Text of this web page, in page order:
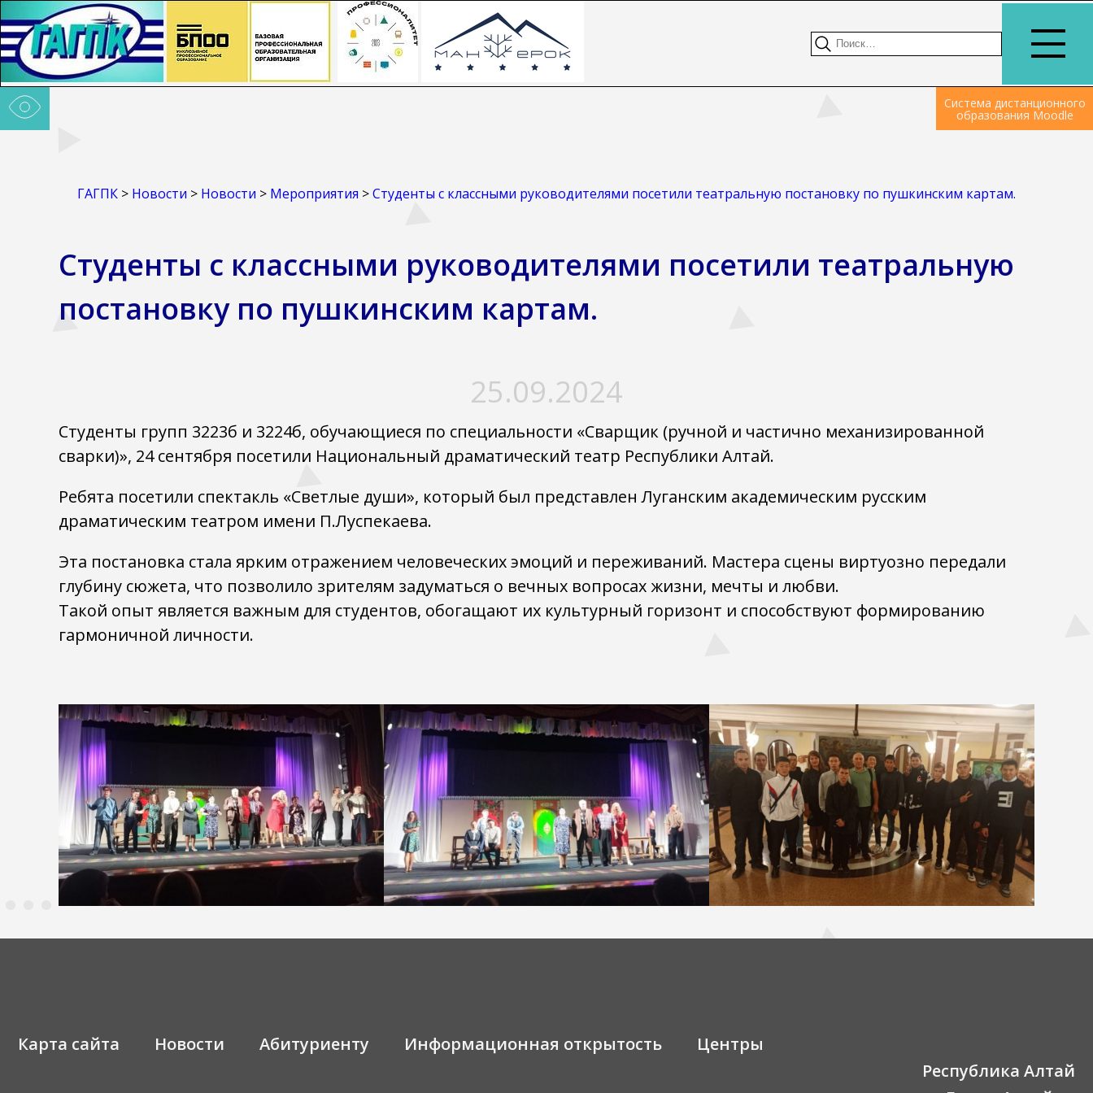
Система дистанционного
образования Moodle
ГАГПК > Новости > Новости > Мероприятия >Студенты с классными руководителями посетили театральную постановку по пушкинским картам.
Студенты с классными руководителями посетили театральную
постановку по пушкинским картам.
25.09.2024
Студенты групп 3223б и 3224б, обучающиеся по специальности «Сварщик (ручной и частично механизированной
сварки)», 24 сентября посетили Национальный драматический театр Республики Алтай.
Ребята посетили спектакль «Светлые души», который был представлен Луганским академическим русским
драматическим театром имени П.Луспекаева.
Эта постановка стала ярким отражением человеческих эмоций и переживаний. Мастера сцены виртуозно передали
глубину сюжета, что позволило зрителям задуматься о вечных вопросах жизни, мечты и любви.
Такой опыт является важным для студентов, обогащают их культурный горизонт и способствуют формированию
гармоничной личности.
Карта сайта Новости Абитуриенту Информационная открытость
Центры
Республика Алтай